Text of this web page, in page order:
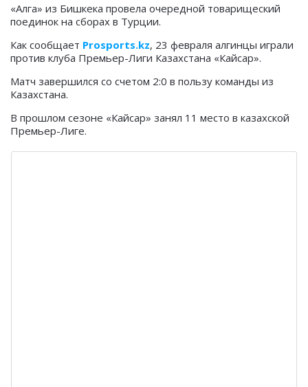
«Алга» из Бишкека провела очередной товарищеский
поединок на сборах в Турции.
Как сообщает Prosports.kz, 23 февраля алгинцы играли
против клуба Премьер-Лиги Казахстана «Кайсар».
Матч завершился со счетом 2:0 в пользу команды из
Казахстана.
В прошлом сезоне «Кайсар» занял 11 место в казахской
Премьер-Лиге.